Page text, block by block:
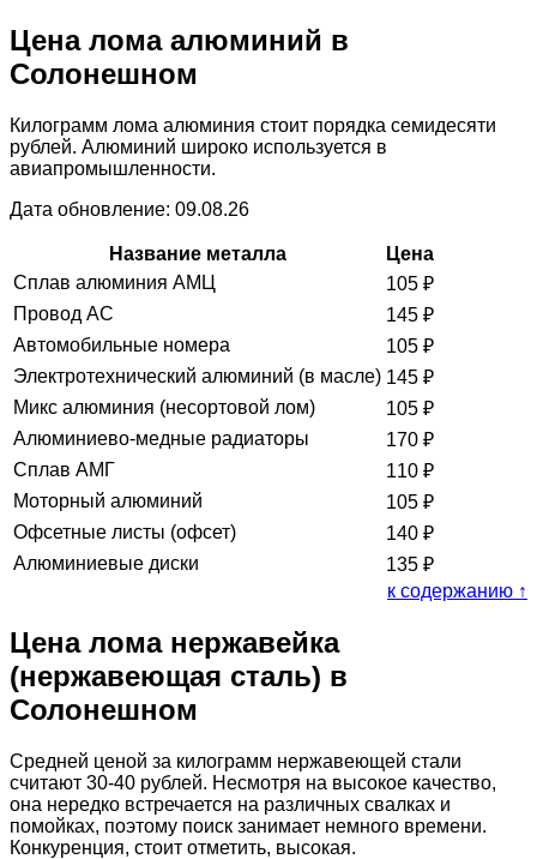
Цена лома алюминий в
Солонешном
Килограмм лома алюминия стоит порядка семидесяти
рублей. Алюминий широко используется в
авиапромышленности.
Дата обновление: 09.08.26
Название металла
Цена
Сплав алюминия АМЦ
105 ₽
Провод АС
145 ₽
Автомобильные номера
105 ₽
Электротехнический алюминий (в масле) 145 ₽
Микс алюминия (несортовой лом)
105 ₽
Алюминиево-медные радиаторы
170 ₽
Сплав АМГ
110 ₽
Моторный алюминий
105 ₽
Офсетные листы (офсет)
140 ₽
Алюминиевые диски
135 ₽
к содержанию ↑
Цена лома нержавейка
(нержавеющая сталь) в
Солонешном
Средней ценой за килограмм нержавеющей стали
считают 30-40 рублей. Несмотря на высокое качество,
она нередко встречается на различных свалках и
помойках, поэтому поиск занимает немного времени.
Конкуренция, стоит отметить, высокая.